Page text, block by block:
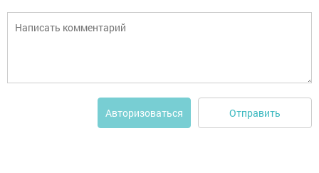
Авторизоваться Отправить